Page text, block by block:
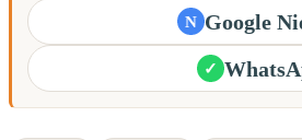
N Google
✓